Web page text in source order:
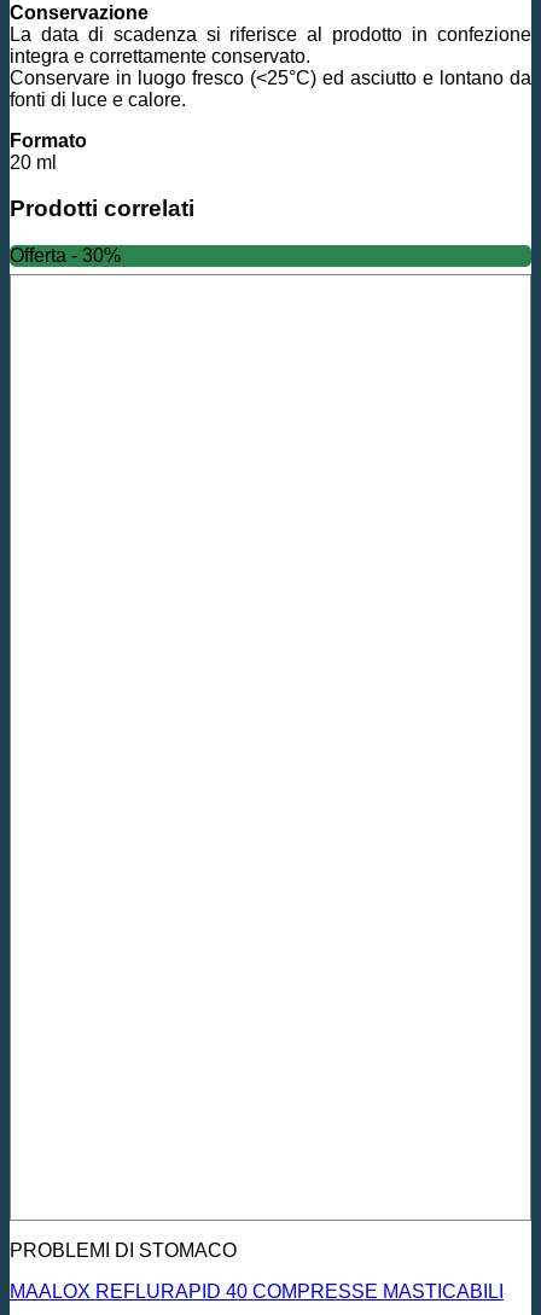
Conservazione
La data di scadenza si riferisce al prodotto in confezione
integra e correttamente conservato.
Conservare in luogo fresco (<25°C) ed asciutto e lontano da
fonti di luce e calore.
Formato
20 ml
Prodotti correlati
Offerta - 30%
PROBLEMI DI STOMACO
MAALOX REFLURAPID 40 COMPRESSE MASTICABILI